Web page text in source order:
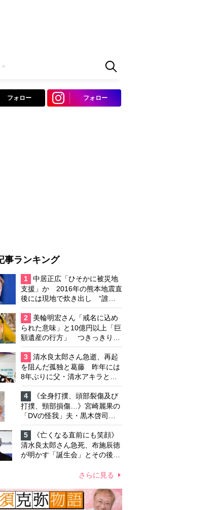
フォロー フォロー
事ランキング
1
中居正広「ひそかに被災地
支援」か 2016年の熊本地震直
後には現地で炊き出し “誰に
も知られなくて良い”と、むし
ろ強まる福祉活動への思い
2
美輪明宏さん「戒名に込め
られた意味」と10億円以上「巨
額遺産の行方」 つきっきりで
私生活をサポートしていた元俳
優が相続か
3
清水良太郎さん急逝、再起
を阻んだ孤独と葛藤 昨年には
8年ぶりに父・清水アキラと共
演、本格的な活動再開に向かっ
ていたが…周囲が懸念していた
「不安定なところ」
4
《全身打撲、頭部裂傷及び
打撲、頸部損傷…》宮崎麗果の
「DVの怪我」夫・黒木啓司の
逮捕で始まる「夫婦の闘争」
5
《亡くなる直前にも笑顔》
清水良太郎さん急死、布施辰徳
が明かす「誕生会」とその後の
さらに見る